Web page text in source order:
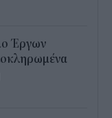
Έργων